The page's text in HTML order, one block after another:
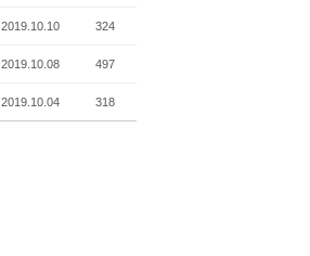
2019.10.10 324
2019.10.08 497
2019.10.04 318